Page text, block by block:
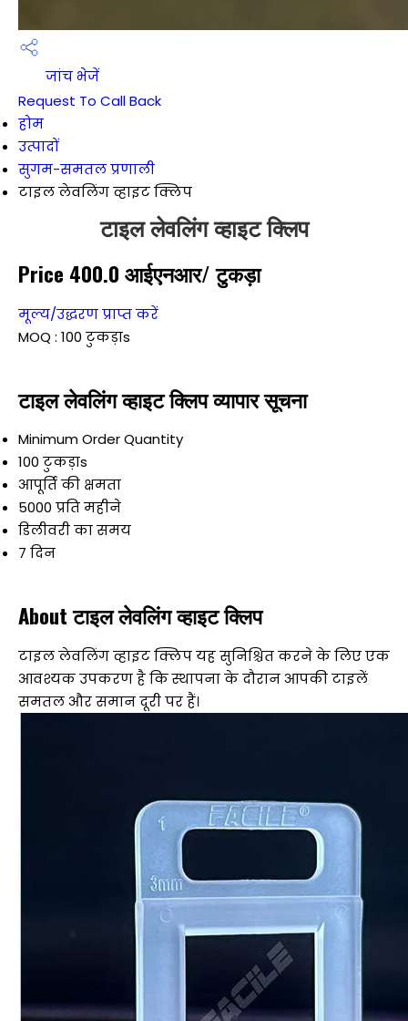
जांच भेजें
Request To Call Back
होम
उत्पादों
सुगम-समतल प्रणाली
टाइल लेवलिंग व्हाइट क्लिप
टाइल लेवलिंग व्हाइट क्लिप
Price 400.0 आईएनआर/ टुकड़ा
मूल्य/उद्धरण प्राप्त करें
MOQ : 100 टुकड़ाs
टाइल लेवलिंग व्हाइट क्लिप व्यापार सूचना
Minimum Order Quantity
100 टुकड़ाs
आपूर्ति की क्षमता
5000 प्रति महीने
डिलीवरी का समय
7 दिन
About टाइल लेवलिंग व्हाइट क्लिप
टाइल लेवलिंग व्हाइट क्लिप यह सुनिश्चित करने के लिए एक
आवश्यक उपकरण है कि स्थापना के दौरान आपकी टाइलें
समतल और समान दूरी पर हैं।